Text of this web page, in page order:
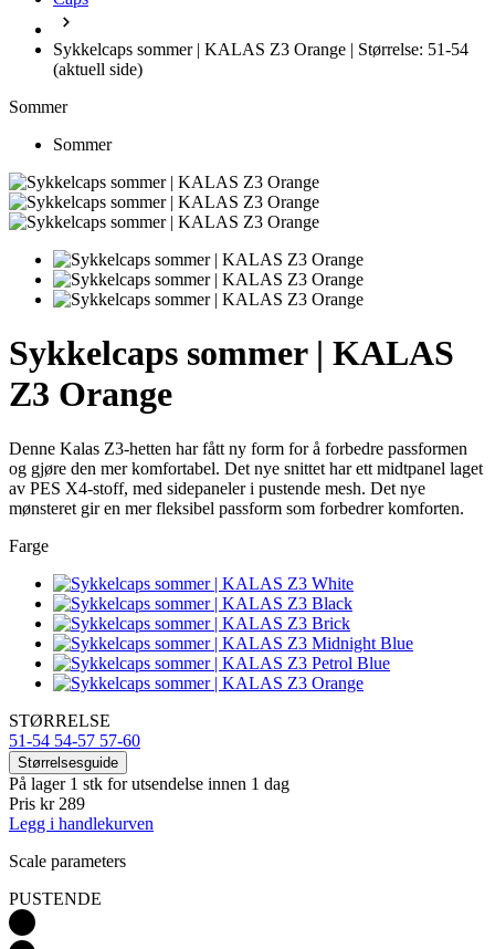
Sykkelcaps sommer | KALAS Z3 Orange | Størrelse: 51-54
(aktuell side)
Sommer
Sommer
Sykkelcaps sommer | KALAS
Z3 Orange
Denne Kalas Z3-hetten har fått ny form for å forbedre passformen
og gjøre den mer komfortabel. Det nye snittet har ett midtpanel laget
av PES X4-stoff, med sidepaneler i pustende mesh. Det nye
mønsteret gir en mer fleksibel passform som forbedrer komforten.
Farge
STØRRELSE
51-54 54-57 57-60
Størrelsesguide
På lager 1 stk for utsendelse innen 1 dag
Pris kr 289
Legg i handlekurven
Scale parameters
PUSTENDE